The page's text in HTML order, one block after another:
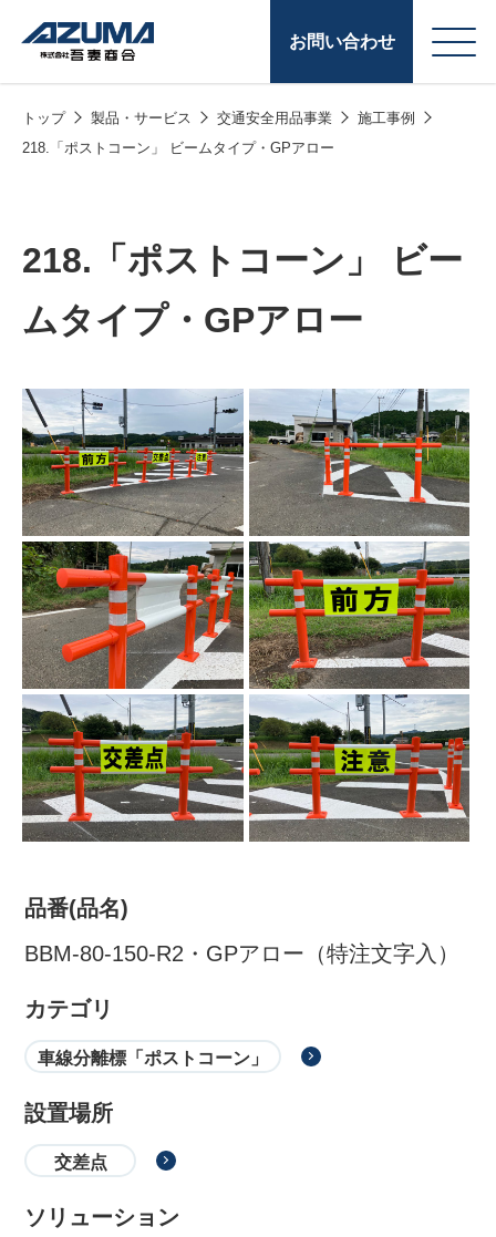
お問い合わせ
株式会社吾妻商会 会
社案内
株式会社吾妻製作所 会社案
内
製品・サービス
燃料小口配送
給油カード
(ガソリンカード)
コークス・鋳物
トップ 製品・サービス 交通安全用品事業
施工事例
218.「ポストコーン」 ビームタイプ・GPアロー
218.「ポストコーン」 ビー
ムタイプ・GPアロー
品番(品名)
BBM-80-150-R2・GPアロー（特注文字入）
カテゴリ
車線分離標「ポストコーン」
設置場所
交差点
ソリューション